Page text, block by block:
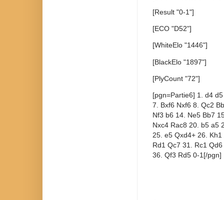
[Result "0-1"]
[ECO "D52"]
[WhiteElo "1446"]
[BlackElo "1897"]
[PlyCount "72"]
[pgn=Partie6] 1. d4
7. Bxf6 Nxf6 8. Qc2
Nf3 b6 14. Ne5 Bb7
Nxc4 Rac8 20. b5 a5
25. e5 Qxd4+ 26.
Rd1 Qc7 31. Rc1
36. Qf3 Rd5 0-1[/pgn]